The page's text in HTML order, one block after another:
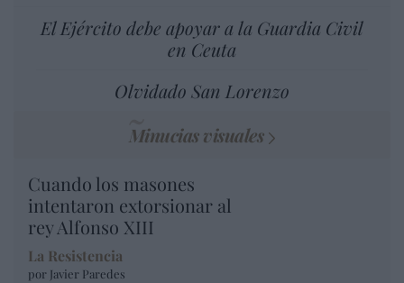
El Ejército debe apoyar a la Guardia Civil
en Ceuta
Olvidado San Lorenzo
Minucias visuales
Cuando los masones
intentaron extorsionar al
rey Alfonso XIII
La Resistencia
por Javier Paredes